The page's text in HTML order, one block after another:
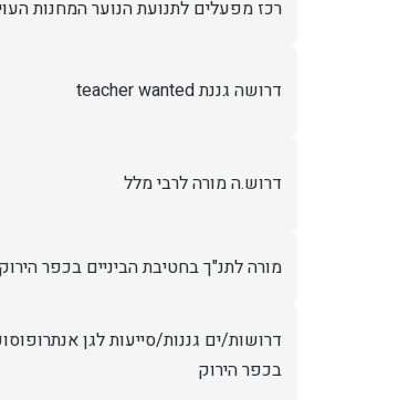
רכז מפעלים לתנועת הנוער המחנות
דרושה גננת teacher wanted
דרוש.ה מורה לרבי מלל
מורה לתנ"ך בחטיבת הביניים בכפר הירוק
דרושות/ים גננות/סייעות לגן
בכפר הירוק